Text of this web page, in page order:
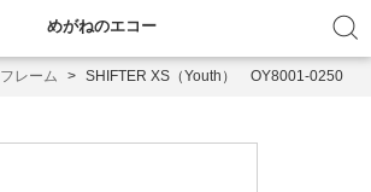
めがねのエコー
フレーム SHIFTER XS（Youth） OY8001-0250